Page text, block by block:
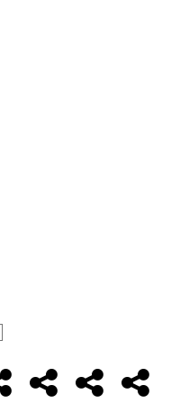
Alimentazione
AmbienteBambini